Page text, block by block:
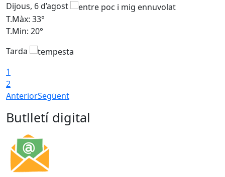
Dijous, 6 d’agost
T.Màx: 33°
T.Min: 20°
Tarda
1
2
AnteriorSegüent
Butlletí digital